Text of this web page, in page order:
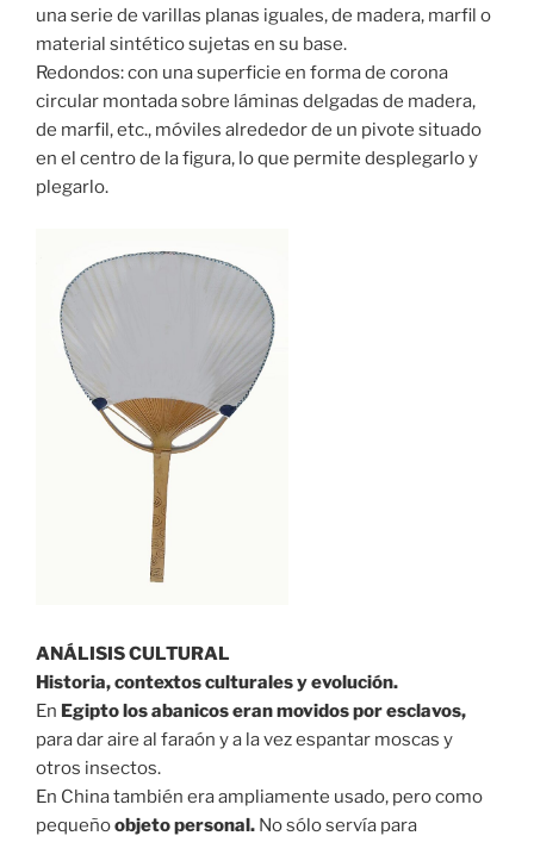
una serie de varillas planas iguales, de madera, marfil o
material sintético sujetas en su base.⁣
Redondos: con una superficie en forma de corona
circular montada sobre láminas delgadas de madera,
de marfil, etc., móviles alrededor de un pivote situado
en el centro de la figura, lo que permite desplegarlo y
plegarlo.⁣
ANÁLISIS CULTURAL⁣
Historia, contextos culturales y evolución.⁣
En Egipto los abanicos eran movidos por esclavos,
para dar aire al faraón y a la vez espantar moscas y
otros insectos. ⁣
En China también era ampliamente usado, pero como
pequeñoobjeto personal. No sólo servía para